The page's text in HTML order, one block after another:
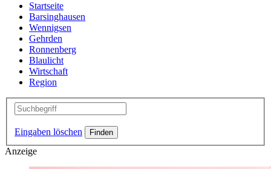
Startseite
Barsinghausen
Wennigsen
Gehrden
Ronnenberg
Blaulicht
Wirtschaft
Region
Eingaben löschen
Anzeige